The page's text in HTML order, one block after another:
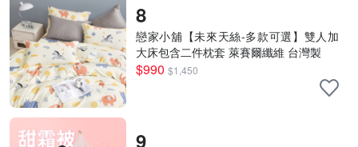
8
戀家小舖【未來天絲-多款可選】雙人加
大床包含二件枕套 萊賽爾纖維 台灣製
$990 $1,450
9